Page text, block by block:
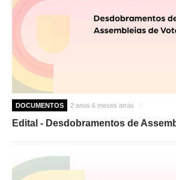
DOCUMENTOS 2 anos 6 meses atrás
Edital - Desdobramentos de